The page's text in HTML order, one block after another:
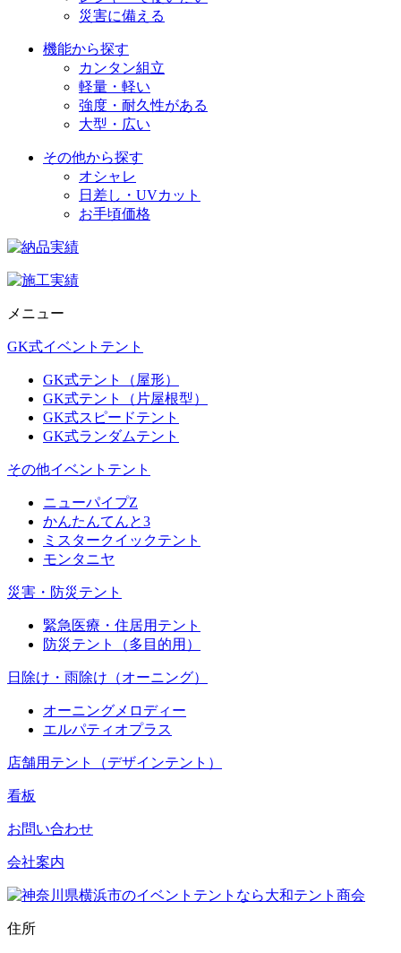
災害に備える
機能から探す
カンタン組立
軽量・軽い
強度・耐久性がある
大型・広い
その他から探す
オシャレ
日差し・UVカット
お手頃価格
メニュー
GK式イベントテント
GK式テント（屋形）
GK式テント（片屋根型）
GK式スピードテント
GK式ランダムテント
その他イベントテント
ニューパイプZ
かんたんてんと3
ミスタークイックテント
モンタニヤ
災害・防災テント
緊急医療・住居用テント
防災テント（多目的用）
日除け・雨除け（オーニング）
オーニングメロディー
エルパティオプラス
店舗用テント（デザインテント）
看板
お問い合わせ
会社案内
住所